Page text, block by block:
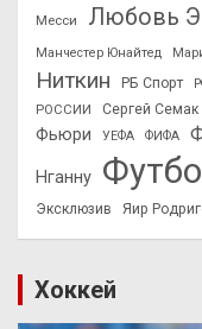
Месси
Любовь
Манчестер Юнайтед
Ниткин
РБ Спорт
РОССИИ
Сергей Семак
Фьюри
УЕФА ФИФА
Нганну
Эксклюзив Яир
Хоккей